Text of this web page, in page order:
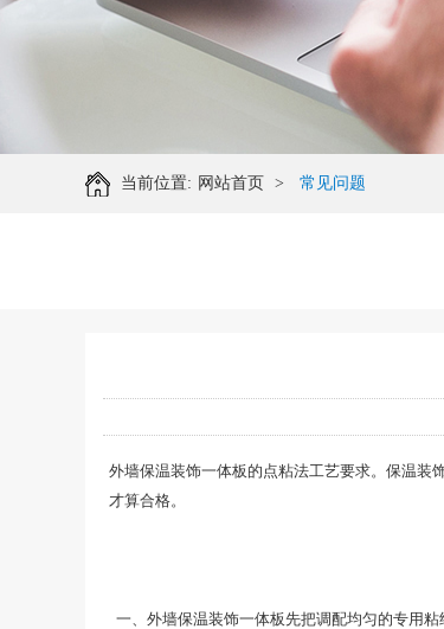
当前位置: 网站首页 > 常见问题
外墙保温装饰一体板的点粘法工艺要求。保温装
才算合格。
一、 外墙保温装饰一体板先把调配均匀的专用